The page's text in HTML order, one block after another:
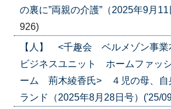
の裏に”両親の介護”（2025年9月
926)
【人】 <千趣会 ベルメゾン事
ビジネスユニット ホームファッ
ーム 荊木綾香氏> ４児の母、自
ランド（2025年8月28日号）('25/